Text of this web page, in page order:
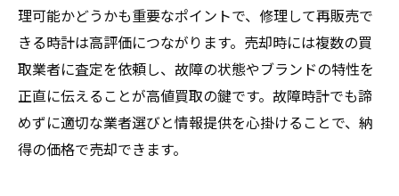
理可能かどうかも重要なポイントで、修理して再販売で
きる時計は高評価につながります。売却時には複数の買
取業者に査定を依頼し、故障の状態やブランドの特性を
正直に伝えることが高値買取の鍵です。故障時計でも諦
めずに適切な業者選びと情報提供を心掛けることで、納
得の価格で売却できます。